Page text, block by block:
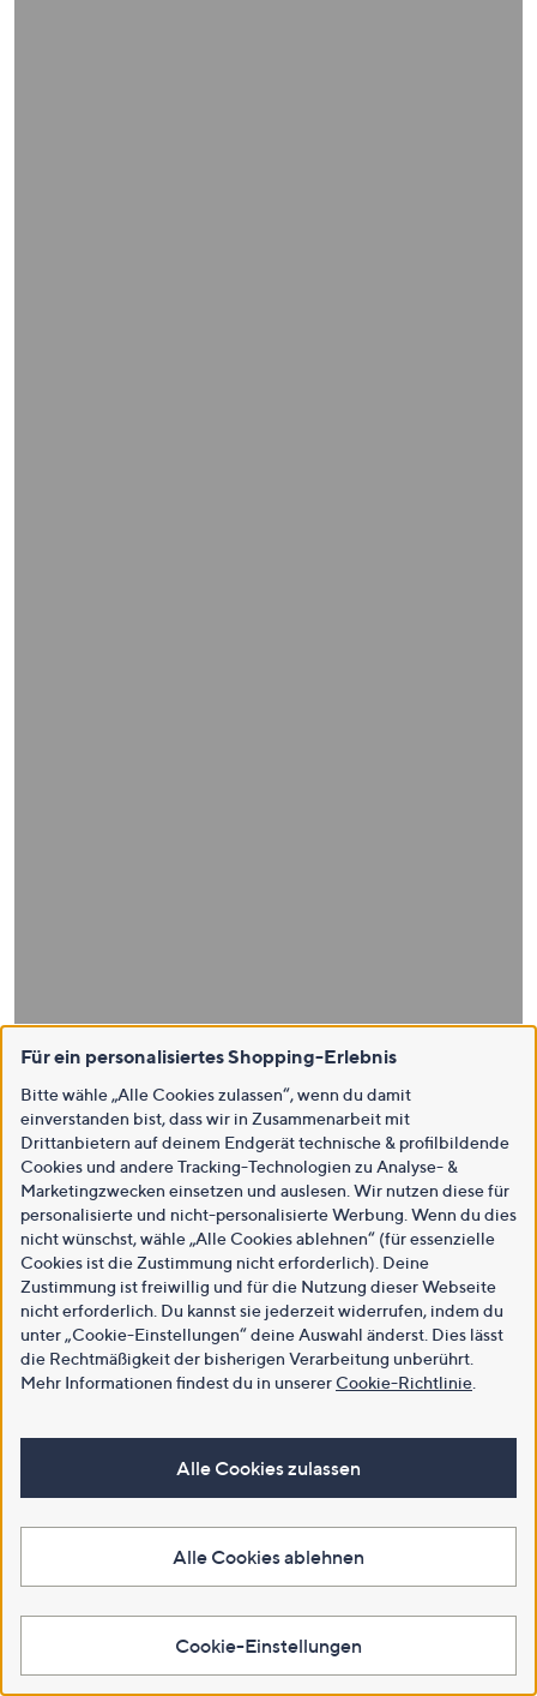
Für ein personalisiertes Shopping-Erlebnis
Bitte wähle „Alle Cookies zulassen“, wenn du damit
einverstanden bist, dass wir in Zusammenarbeit mit
Drittanbietern auf deinem Endgerät technische & profilbildende
Cookies und andere Tracking-Technologien zu Analyse- &
Marketingzwecken einsetzen und auslesen. Wir nutzen diese für
personalisierte und nicht-personalisierte Werbung. Wenn du dies
nicht wünschst, wähle „Alle Cookies ablehnen“ (für essenzielle
Cookies ist die Zustimmung nicht erforderlich). Deine
Zustimmung ist freiwillig und für die Nutzung dieser Webseite
nicht erforderlich. Du kannst sie jederzeit widerrufen, indem du
unter „Cookie-Einstellungen“ deine Auswahl änderst. Dies lässt
die Rechtmäßigkeit der bisherigen Verarbeitung unberührt.
Mehr Informationen findest du in unsererCookie-Richtlinie
Alle Cookies zulassen
Alle Cookies ablehnen
Cookie-Einstellungen